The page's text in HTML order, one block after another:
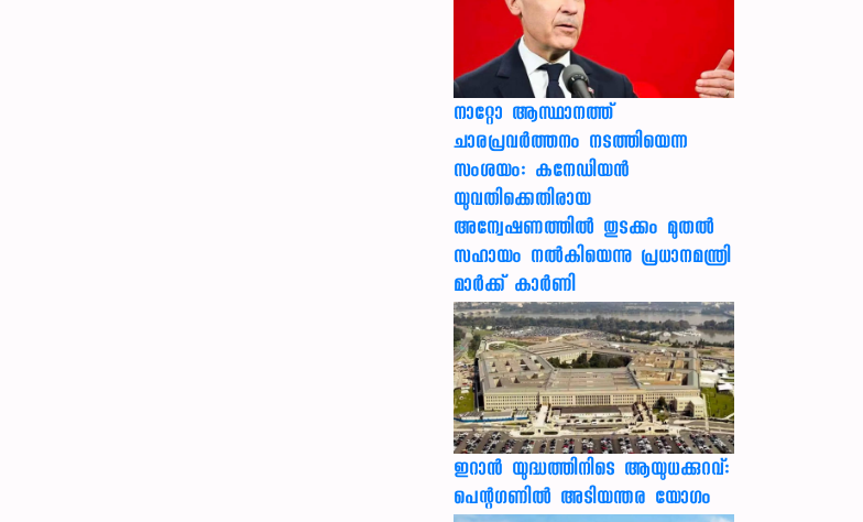
നാറ്റോ ആസ്ഥാനത്ത്
ചാരപ്രവര്‍ത്തനം നടത്തിയെന്ന
സംശയം: കനേഡിയന്‍
യുവതിക്കെതിരായ
അന്വേഷണത്തില്‍ തുടക്കം മുതല്‍
സഹായം നല്‍കിയെന്നു പ്രധാനമന്ത്രി
മാര്‍ക്ക് കാര്‍ണി
ഇറാന്‍ യുദ്ധത്തിനിടെ ആയുധക്കുറവ്:
പെന്റഗണില്‍ അടിയന്തര യോഗം